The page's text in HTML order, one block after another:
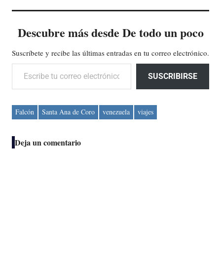
Descubre más desde De todo un poco
Suscríbete y recibe las últimas entradas en tu correo electrónico.
Escribe tu correo electrónico…
SUSCRIBIRSE
Falcón Santa Ana de Coro venezuela viajes
Deja un comentario